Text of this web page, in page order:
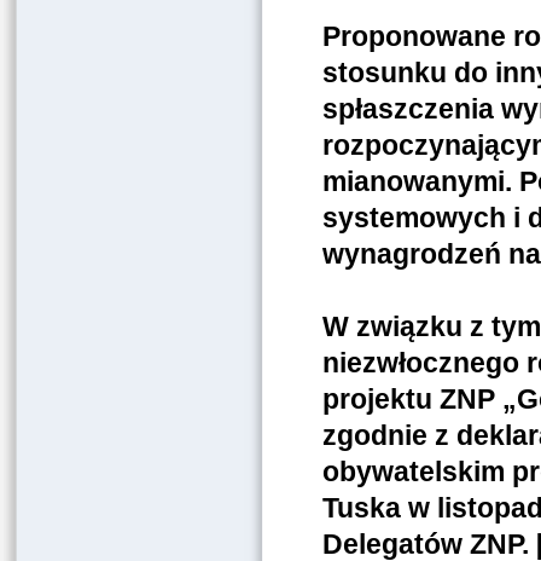
Proponowane
stosunku do
spłaszczenia
mianowanymi.
systemowych i
wynagrodzeń
W związku z
niezwłocznego
projektu ZNP
zgodnie z
obywatelskim
Tuska w
Delegatów